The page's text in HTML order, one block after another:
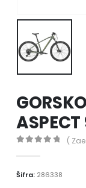
(
Šifra: 286338